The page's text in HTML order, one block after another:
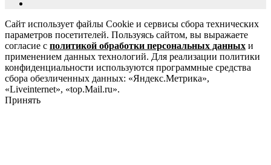
Сайт использует файлы Cookie и сервисы сбора технических
параметров посетителей. Пользуясь сайтом, вы выражаете
согласие с политикой обработки персональных данных и
применением данных технологий. Для реализации политики
конфиденциальности используются программные средства
сбора обезличенных данных: «Яндекс.Метрика»,
«Liveinternet», «top.Mail.ru».
Принять